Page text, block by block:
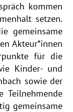
kommen
setzen.
gemeinsame
Akteur*innen
für die
Kinder- und
sowie der
Teilnehmende
gemeinsame